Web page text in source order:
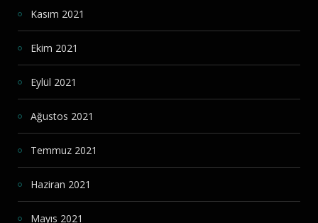
Kasım 2021
Ekim 2021
Eylül 2021
Ağustos 2021
Temmuz 2021
Haziran 2021
Mayıs 2021